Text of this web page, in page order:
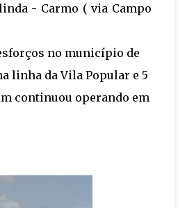
- Carmo ( via Campo
no município de
linha da Vila Popular e 5
continuou operando em